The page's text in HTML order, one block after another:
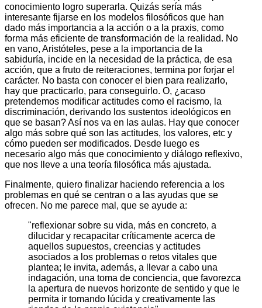
conocimiento logro superarla. Quizás sería más
interesante fijarse en los modelos filosóficos que han
dado más importancia a la acción o a la praxis, como
forma más eficiente de transformación de la realidad. No
en vano, Aristóteles, pese a la importancia de la
sabiduría, incide en la necesidad de la práctica, de esa
acción, que a fruto de reiteraciones, termina por forjar el
carácter. No basta con conocer el bien para realizarlo,
hay que practicarlo, para conseguirlo. O, ¿acaso
pretendemos modificar actitudes como el racismo, la
discriminación, derivando los sustentos ideológicos en
que se basan? Así nos va en las aulas. Hay que conocer
algo más sobre qué son las actitudes, los valores, etc y
cómo pueden ser modificados. Desde luego es
necesario algo más que conocimiento y diálogo reflexivo,
que nos lleve a una teoría filosófica más ajustada.
Finalmente, quiero finalizar haciendo referencia a los
problemas en qué se centran o a las ayudas que se
ofrecen. No me parece mal, que se ayude a:
"reflexionar sobre su vida, más en concreto, a
dilucidar y recapacitar críticamente acerca de
aquellos supuestos, creencias y actitudes
asociados a los problemas o retos vitales que
plantea; le invita, además, a llevar a cabo una
indagación, una toma de conciencia, que favorezca
la apertura de nuevos horizonte de sentido y que le
permita ir tomando lúcida y creativamente las